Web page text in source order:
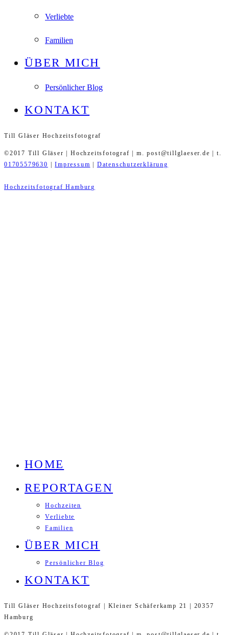
Verliebte
Familien
ÜBER MICH
Persönlicher Blog
KONTAKT
Till Gläser Hochzeitsfotograf
©2017 Till Gläser | Hochzeitsfotograf | m. post@tillglaeser.de | t.
01705579630
|Impressum Datenschutzerklärung
Hochzeitsfotograf Hamburg
HOME
REPORTAGEN
Hochzeiten
Verliebte
Familien
ÜBER MICH
Persönlicher Blog
KONTAKT
Till Gläser Hochzeitsfotograf | Kleiner Schäferkamp 21 | 20357
Hamburg